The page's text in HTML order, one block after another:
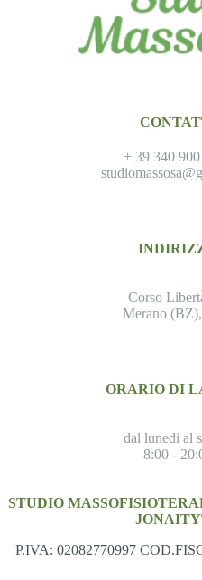
+ 39 340
Corso
Merano
ORARIO DI
dal lunedi al
8:00 -
STUDIO
P.IVA: 02082770997